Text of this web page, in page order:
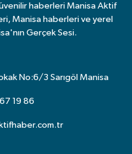
haberleri Manisa Aktif
Manisa haberleri ve yerel
Gerçek Sesi.
No:6/3 Sarıgöl Manisa
19 86